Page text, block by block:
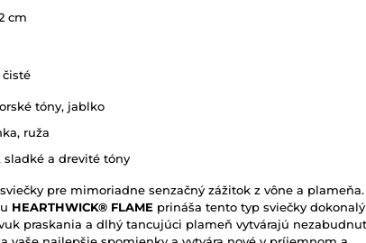
cm
čisté
tóny, jablko
ruža
sladké a drevité tóny
pre mimoriadne senzačný zážitok z vône a plameňa.
HEARTHWICK® FLAME prináša tento typ sviečky dokonalý
praskania a dlhý tancujúci plameň vytvárajú